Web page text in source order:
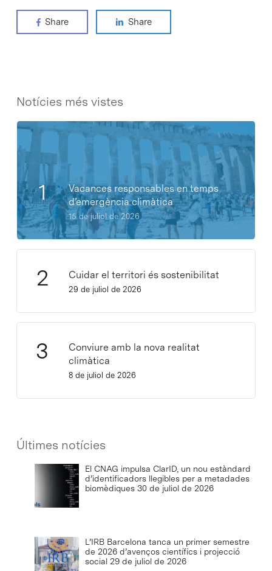
Share Share
Notícies més vistes
Vacances responsables en temps
d’emergència climàtica
15 de juliol de 2026
Cuidar el territori és sostenibilitat
29 de juliol de 2026
Conviure amb la nova realitat
climàtica
8 de juliol de 2026
Últimes notícies
El CNAG impulsa ClarID, un nou estàndard
d’identificadors llegibles per a metadades
biomèdiques 30 de juliol de 2026
L’IRB Barcelona tanca un primer semestre
de 2026 d’avenços científics i projecció
social 29 de juliol de 2026